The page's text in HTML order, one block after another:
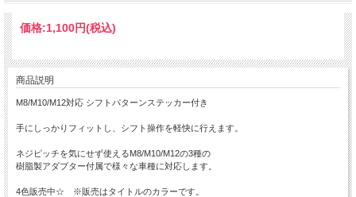
価格:1,100円(税込)
商品説明
M8/M10/M12対応 シフトパターンステッカー付き
手にしっかりフィットし、シフト操作を軽快に行えます。
ネジピッチを気にせず使えるM8/M10/M12の3種の
樹脂製アダプター付属で様々な車種に対応します。
4色販売中☆ ※販売はタイトルのカラーです。